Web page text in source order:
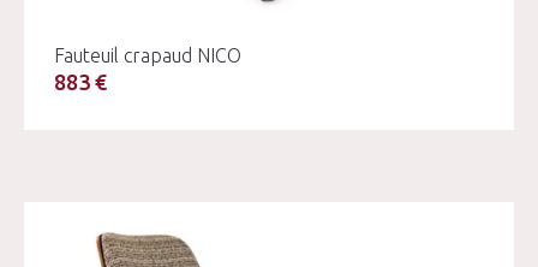
Fauteuil crapaud NICO
883 €